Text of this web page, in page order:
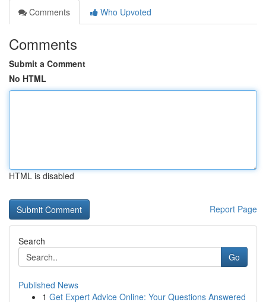
Comments
Who Upvoted
Comments
Submit a Comment
No HTML
HTML is disabled
Report Page
Search
Go
Published News
1 Get Expert Advice Online: Your Questions Answered